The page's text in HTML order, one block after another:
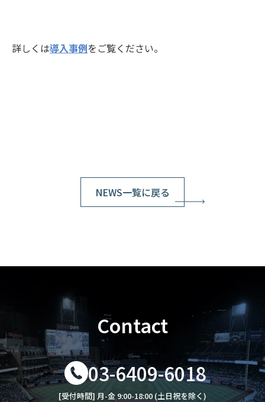
詳しくは導入事例をご覧ください。
NEWS一覧に戻る
Contact
03-6409-6018
[受付時間] 月-金 9:00-18:00 (土日祝を除く)